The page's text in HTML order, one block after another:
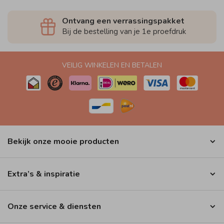
Ontvang een verrassingspakket
Bij de bestelling van je 1e proefdruk
VEILIG WINKELEN EN BETALEN
Bekijk onze mooie producten
Extra’s & inspiratie
Onze service & diensten